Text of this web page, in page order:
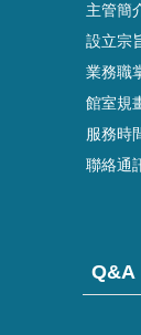
主管簡
設立宗
業務職
館室規
服務時
聯絡通
Q&A